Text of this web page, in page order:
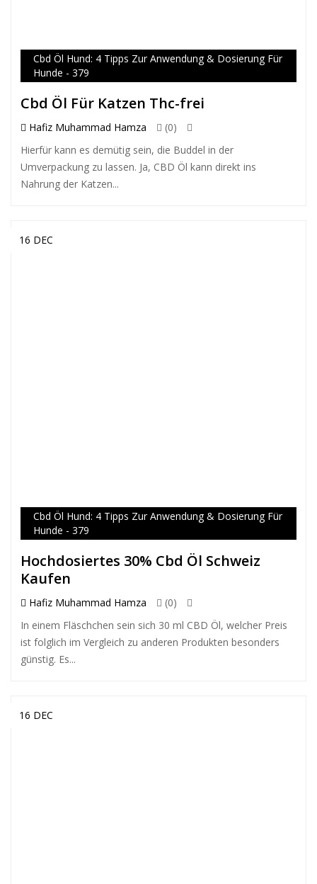
Cbd Öl Hund: 4 Tipps Zur Anwendung & Dosierung Für
Hunde - 379
Cbd Öl Für Katzen Thc-frei
Hafiz Muhammad Hamza
(0)
Hierfür kann es demütig sein, die Buddel in der
Umverpackung zu lassen. Ja, CBD Öl kann direkt ins
Nahrung der Katzen...
16 DEC
Cbd Öl Hund: 4 Tipps Zur Anwendung & Dosierung Für
Hunde - 379
Hochdosiertes 30% Cbd Öl Schweiz
Kaufen
Hafiz Muhammad Hamza
(0)
In einem Fläschchen sein sich 30 ml CBD Öl, welcher Preis
ist folglich im Vergleich zu anderen Produkten besonders
günstig. Es...
16 DEC